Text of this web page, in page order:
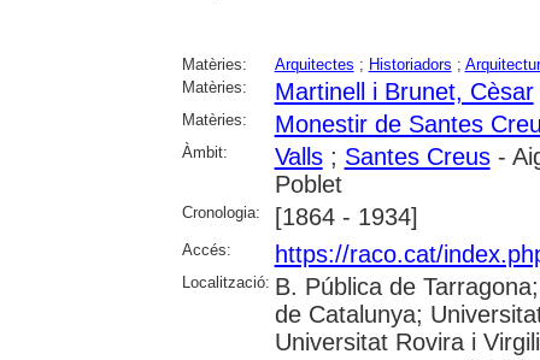
Matèries: Arquitectes ; Historiadors ;
Matèries:
Martinell i Brunet, Cèsar
Matèries: Monestir de Santes
Àmbit: Valls; Santes Creus-
Poblet
Cronologia: [1864 - 1934]
Accés: https://raco.cat/
Localització: B. Pública de
de Catalunya;
Universitat Rovira i